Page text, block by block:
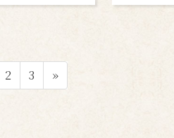
固
定
2
固
定
3 »